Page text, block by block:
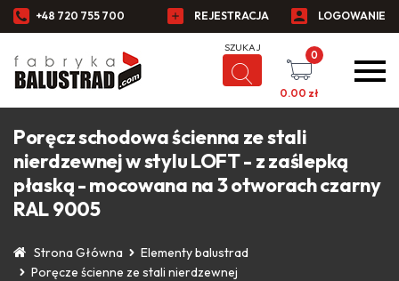
+48 720 755 700 REJESTRACJA LOGOWANIE
0
0.00 zł
Poręcz schodowa ścienna ze stali
nierdzewnej w stylu LOFT - z zaślepką
płaską - mocowana na 3 otworach czarny
RAL 9005
Strona Główna
Elementy balustrad
Poręcze ścienne ze stali nierdzewnej